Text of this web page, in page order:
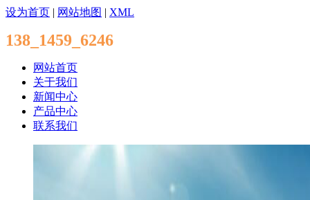
设为首页 | 网站地图 | XML
138_1459_6246
网站首页
关于我们
新闻中心
产品中心
联系我们